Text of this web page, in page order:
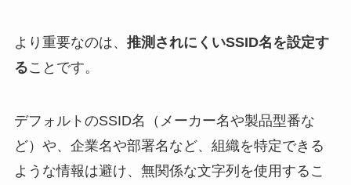
より重要なのは、 推測されにくいSSID名を設定す
ることです。
デフォルトのSSID名（メーカー名や製品型番な
ど）や、企業名や部署名など、組織を特定できる
ような情報は避け、無関係な文字列を使用するこ